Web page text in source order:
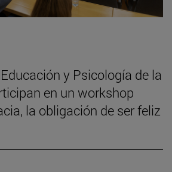
y Psicología de la
en un workshop
la obligación de ser feliz